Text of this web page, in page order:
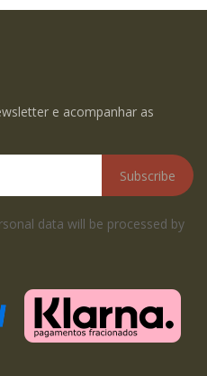
e acompanhar as
Subscribe
data will be processed by